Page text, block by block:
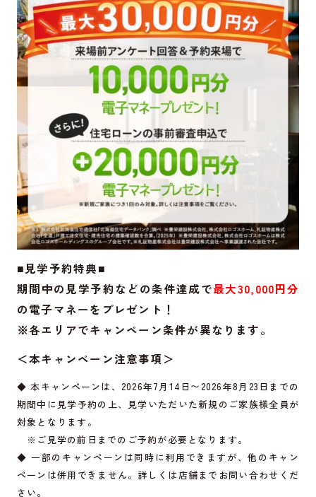
■見学予約特典■
期間中の見学予約などの条件達成で最大30,000円分
の電子マネーをプレゼント！
※各エリアでキャンペーン条件が異なります。
＜本キャンペーン注意事項＞
◆ 本キャンペーンは、2026年7月14日〜2026年8月23日までの
期間中に見学予約の上、見学いただいた新規のご家族様全員が
対象となります。
※ご見学の前日までのご予約が必要となります。
◆ 一部のキャンペーンは同時に利用できますが、他のキャン
ペーンは併用できません。詳しくは店舗までお問い合わせくだ
さい。